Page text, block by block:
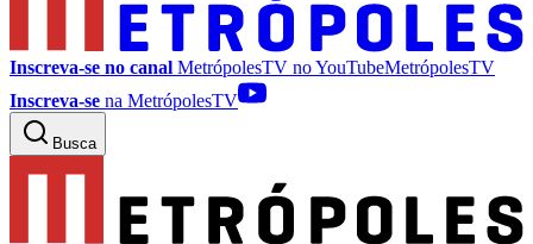
Inscreva-se no canal MetrópolesTV noYouTubeMetrópolesTV
Inscreva-se na MetrópolesTV
Busca